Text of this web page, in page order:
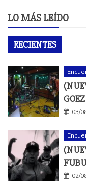
LO MÁS LEÍDO
RECIENTES
03/
02/